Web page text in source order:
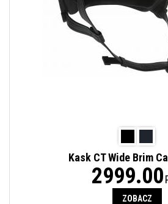
Kask CT Wide Brim
2999.00
ZOBACZ